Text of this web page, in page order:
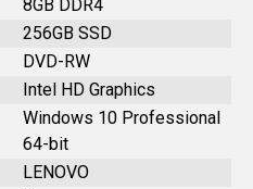
8GB DDR4
256GB SSD
DVD-RW
Intel HD Graphics
Windows 10 Professional
64-bit
LENOVO